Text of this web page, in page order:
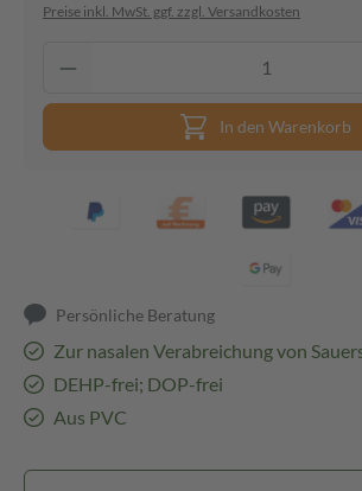
Preise inkl. MwSt. ggf. zzgl. Versandkosten
In den Warenkorb
Persönliche Beratung
Zur nasalen Verabreichung von
DEHP-frei; DOP-frei
Aus PVC